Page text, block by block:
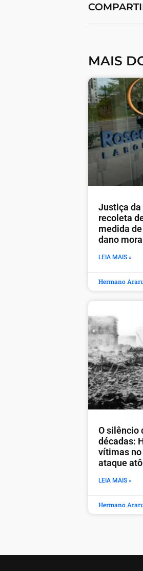
MAIS
Justiça da
recoleta
medida
dano moral
LEIA MAIS »
Hermano
O silêncio
décadas:
vítimas no
ataque
LEIA MAIS »
Hermano